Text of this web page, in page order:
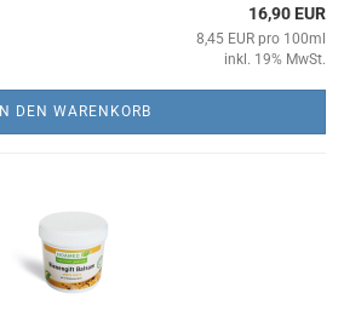
16,90 EUR
8,45 EUR pro 100ml
inkl. 19% MwSt.
IN DEN WARENKORB